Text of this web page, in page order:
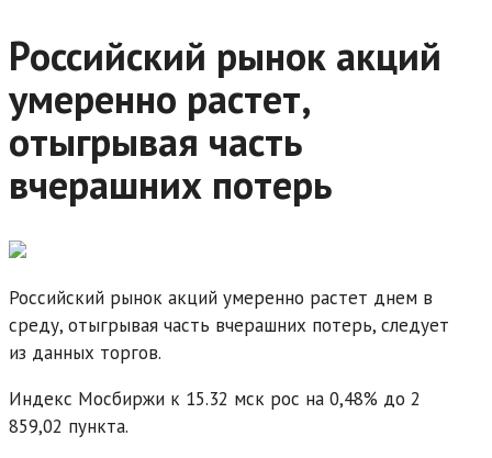
Российский рынок акций
умеренно растет,
отыгрывая часть
вчерашних потерь
Российский рынок акций умеренно растет днем в
среду, отыгрывая часть вчерашних потерь, следует
из данных торгов.
Индекс Мосбиржи к 15.32 мск рос на 0,48% до 2
859,02 пункта.